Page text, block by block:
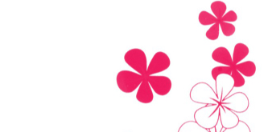
content
(Press
Enter)